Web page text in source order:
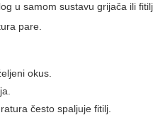
u samom sustavu grijača ili
pare.
okus.
često spaljuje fitilj.